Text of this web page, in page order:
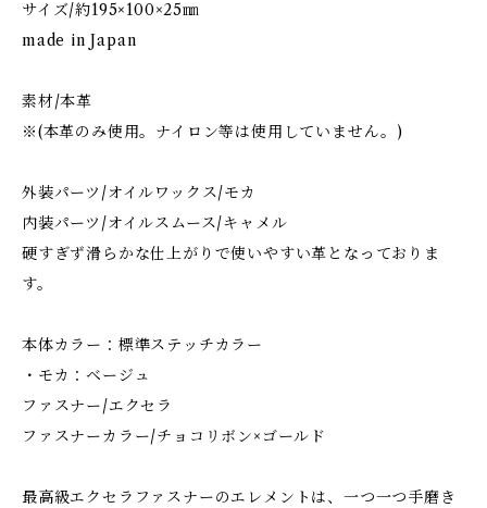
サイズ/約195×100×25㎜
made in Japan
素材/本革
※(本革のみ使用。ナイロン等は使用していません。)
外装パーツ/オイルワックス/モカ
内装パーツ/オイルスムース/キャメル
硬すぎず滑らかな仕上がりで使いやすい革となっておりま
す。
本体カラー：標準ステッチカラー
・モカ：ベージュ
ファスナー/エクセラ
ファスナーカラー/チョコリボン×ゴールド
最高級エクセラファスナーのエレメントは、一つ一つ手磨き